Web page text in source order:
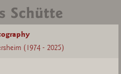
(1974 - 2025)